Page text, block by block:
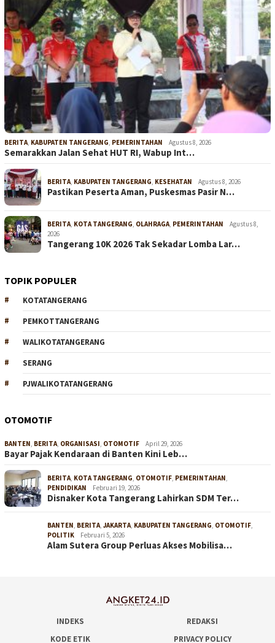
BERITA, KABUPATEN TANGERANG, PEMERINTAHAN Agustus 8, 2026
Semarakkan Jalan Sehat HUT RI, Wabup Int…
BERITA, KABUPATEN TANGERANG, KESEHATAN Agustus 8, 2026
Pastikan Peserta Aman, Puskesmas Pasir N…
BERITA, KOTA TANGERANG, OLAHRAGA, PEMERINTAHAN
Agustus 8,
2026
Tangerang 10K 2026 Tak Sekadar Lomba Lar…
TOPIK POPULER
KOTATANGERANG
PEMKOTTANGERANG
WALIKOTATANGERANG
SERANG
PJWALIKOTATANGERANG
OTOMOTIF
BANTEN, BERITA, ORGANISASI, OTOMOTIF April 29, 2026
Bayar Pajak Kendaraan di Banten Kini Leb…
BERITA, KOTA TANGERANG, OTOMOTIF, PEMERINTAHAN,
PENDIDIKAN
Februari 19, 2026
Disnaker Kota Tangerang Lahirkan SDM Ter…
BANTEN, BERITA, JAKARTA, KABUPATEN TANGERANG, OTOMOTIF,
POLITIK
Februari 5, 2026
Alam Sutera Group Perluas Akses Mobilisa…
INDEKS
REDAKSI
KODE ETIK
PRIVACY POLICY